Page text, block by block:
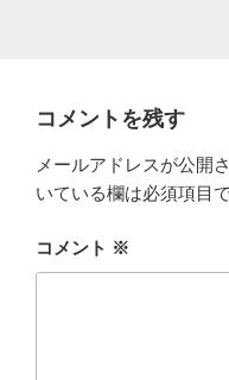
コメントを残す
メールアドレスが公開
いている欄は必須項目
コメント ※